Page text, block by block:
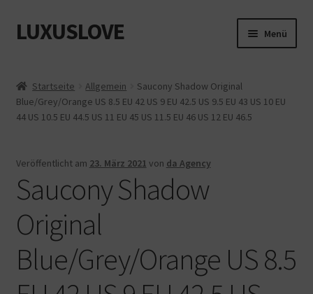
Zur
Navigation
Zum
Inhalt
LUXUSLOVE Menü
Cookie-Richtlinie (EU)
Impressum
Kasse
Mein Konto
Shop
Startseite Allgemein
Saucony Shadow Original
Blue/Grey/Orange US 8.5 EU 42 US 9 EU 42.5 US 9.5 EU 43 US 10 EU
44 US 10.5 EU 44.5 US 11 EU 45 US 11.5 EU 46 US 12 EU 46.5
Veröffentlicht am 23. März 2021 von da Agency
Saucony Shadow
Original
Blue/Grey/Orange US 8.5